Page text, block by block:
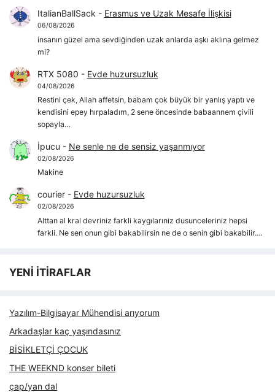
ItalianBallSack - Erasmus ve Uzak Mesafe İlişkisi
06/08/2026
insanın güzel ama sevdiğinden uzak anlarda aşkı aklına gelmez
mi?
RTX 5080 - Evde huzursuzluk
04/08/2026
Restini çek, Allah affetsin, babam çok büyük bir yanlış yaptı ve
kendisini epey hırpaladım, 2 sene öncesinde babaannem çivili
sopayla…
İpucu - Ne senle ne de sensiz yaşanmıyor
02/08/2026
Makine
courier- Evde huzursuzluk
02/08/2026
Alttan al kral devriniz farkli kaygılarıniz dusunceleriniz hepsi
farkli. Ne sen onun gibi bakabilirsin ne de o senin gibi bakabilir.…
YENİ İTİRAFLAR
Yazılım-Bilgisayar Mühendisi arıyorum
Arkadaşlar kaç yaşındasınız
BİSİKLETÇİ ÇOCUK
THE WEEKND konser bileti
çap/yan dal